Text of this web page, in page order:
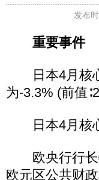
发布
重要事件
日本4月核心
为-3.3% (前值
日本4月核心
欧央行行长
欧元区公共财